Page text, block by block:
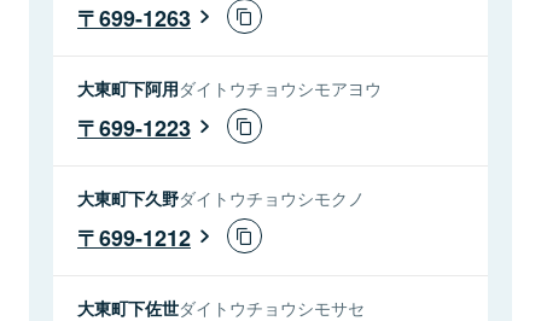
699-1263
大東町下阿用ダイトウチョウシモアヨウ
699-1223
大東町下久野ダイトウチョウシモクノ
699-1212
大東町下佐世ダイトウチョウシモサセ